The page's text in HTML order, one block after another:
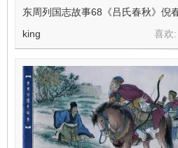
东周列国志故事68《吕氏春秋》倪
喜欢
king